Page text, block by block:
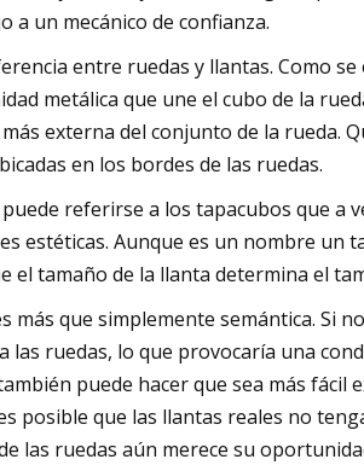
a un mecánico de confianza.
entre ruedas y llantas. Como
metálica que une el cubo de la
externa del conjunto de la rueda.
en los bordes de las ruedas.
referirse a los tapacubos que a
estéticas. Aunque es un nombre un
el tamaño de la llanta determina el
más que simplemente semántica. Si
ruedas, lo que provocaría una
puede hacer que sea más fácil
posible que las llantas reales no
las ruedas aún merece su